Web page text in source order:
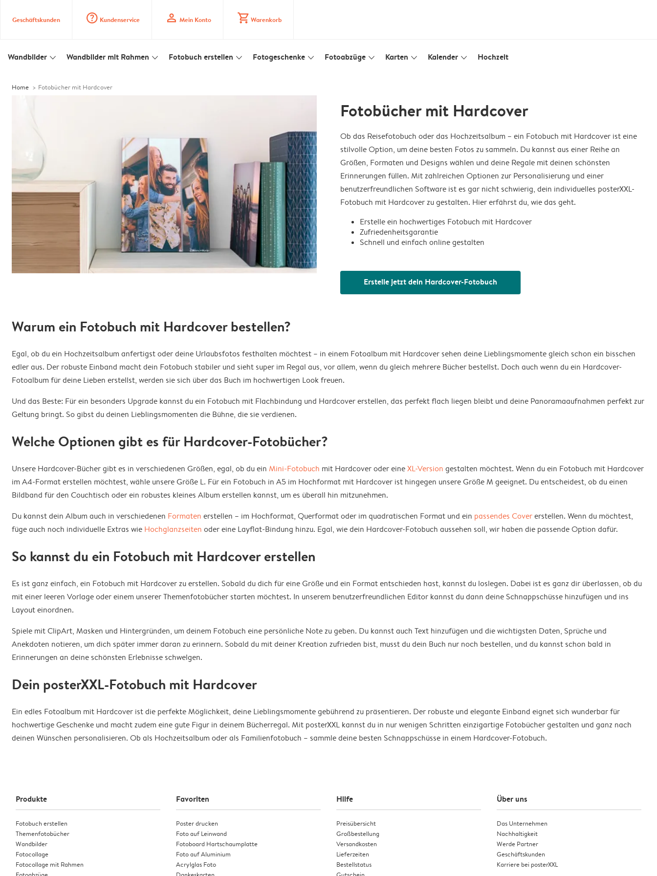
Geschäftskunden question_mark_circle Kundenservice profile Mein Konto shopping_cart Warenkorb
Wandbilder slim_arrow_down Wandbilder mit Rahmen slim_arrow_down Fotobuch erstellen slim_arrow_down Fotogeschenke slim_arrow_down Fotoabzüge slim_arrow_down Karten slim_arrow_down Kalender slim_arrow_down Hochzeit
Home Fotobücher mit Hardcover
Fotobücher mit Hardcover
Ob das Reisefotobuch oder das Hochzeitsalbum – ein Fotobuch mit Hardcover ist eine
stilvolle Option, um deine besten Fotos zu sammeln. Du kannst aus einer Reihe an
Größen, Formaten und Designs wählen und deine Regale mit deinen schönsten
Erinnerungen füllen. Mit zahlreichen Optionen zur Personalisierung und einer
benutzerfreundlichen Software ist es gar nicht schwierig, dein individuelles posterXXL-
Fotobuch mit Hardcover zu gestalten. Hier erfährst du, wie das geht.
Erstelle ein hochwertiges Fotobuch mit Hardcover
Zufriedenheitsgarantie
Schnell und einfach online gestalten
Erstelle jetzt dein Hardcover-Fotobuch
Warum ein Fotobuch mit Hardcover bestellen?
Egal, ob du ein Hochzeitsalbum anfertigst oder deine Urlaubsfotos festhalten möchtest – in einem Fotoalbum mit Hardcover sehen deine Lieblingsmomente gleich schon ein bisschen
edler aus. Der robuste Einband macht dein Fotobuch stabiler und sieht super im Regal aus, vor allem, wenn du gleich mehrere Bücher bestellst. Doch auch wenn du ein Hardcover-
Fotoalbum für deine Lieben erstellst, werden sie sich über das Buch im hochwertigen Look freuen.
Und das Beste: Für ein besonders Upgrade kannst du ein Fotobuch mit Flachbindung und Hardcover erstellen, das perfekt flach liegen bleibt und deine Panoramaaufnahmen perfekt zur
Geltung bringt. So gibst du deinen Lieblingsmomenten die Bühne, die sie verdienen.
Welche Optionen gibt es für Hardcover-Fotobücher?
Unsere Hardcover-Bücher gibt es in verschiedenen Größen, egal, ob du ein Mini-Fotobuch mit Hardcover oder eineXL-Version gestalten möchtest. Wenn du ein Fotobuch mit Hardcover
im A4-Format erstellen möchtest, wähle unsere Größe L. Für ein Fotobuch in A5 im Hochformat mit Hardcover ist hingegen unsere Größe M geeignet. Du entscheidest, ob du einen
Bildband für den Couchtisch oder ein robustes kleines Album erstellen kannst, um es überall hin mitzunehmen.
Du kannst dein Album auch in verschiedenen Formaten erstellen – im Hochformat, Querformat oder im quadratischen Format und ein passendes Covererstellen. Wenn du möchtest,
füge auch noch individuelle Extras wie Hochglanzseiten oder eine Layflat-Bindung hinzu. Egal, wie dein Hardcover-Fotobuch aussehen soll, wir haben die passende Option dafür.
So kannst du ein Fotobuch mit Hardcover erstellen
Es ist ganz einfach, ein Fotobuch mit Hardcover zu erstellen. Sobald du dich für eine Größe und ein Format entschieden hast, kannst du loslegen. Dabei ist es ganz dir überlassen, ob du
mit einer leeren Vorlage oder einem unserer Themenfotobücher starten möchtest. In unserem benutzerfreundlichen Editor kannst du dann deine Schnappschüsse hinzufügen und ins
Layout einordnen.
Spiele mit ClipArt, Masken und Hintergründen, um deinem Fotobuch eine persönliche Note zu geben. Du kannst auch Text hinzufügen und die wichtigsten Daten, Sprüche und
Anekdoten notieren, um dich später immer daran zu erinnern. Sobald du mit deiner Kreation zufrieden bist, musst du dein Buch nur noch bestellen, und du kannst schon bald in
Erinnerungen an deine schönsten Erlebnisse schwelgen.
Dein posterXXL-Fotobuch mit Hardcover
Ein edles Fotoalbum mit Hardcover ist die perfekte Möglichkeit, deine Lieblingsmomente gebührend zu präsentieren. Der robuste und elegante Einband eignet sich wunderbar für
hochwertige Geschenke und macht zudem eine gute Figur in deinem Bücherregal. Mit posterXXL kannst du in nur wenigen Schritten einzigartige Fotobücher gestalten und ganz nach
deinen Wünschen personalisieren. Ob als Hochzeitsalbum oder als Familienfotobuch – sammle deine besten Schnappschüsse in einem Hardcover-Fotobuch.
Produkte
Fotobuch erstellen
Themenfotobücher
Wandbilder
Fotocollage
Fotocollage mit Rahmen
Favoriten
Poster drucken
Foto auf Leinwand
Fotoboard Hartschaumplatte
Foto auf Aluminium
Acrylglas Foto
Hilfe
Preisübersicht
Großbestellung
Versandkosten
Lieferzeiten
Bestellstatus
Über uns
Das Unternehmen
Nachhaltigkeit
Werde Partner
Geschäftskunden
Karriere bei posterXXL